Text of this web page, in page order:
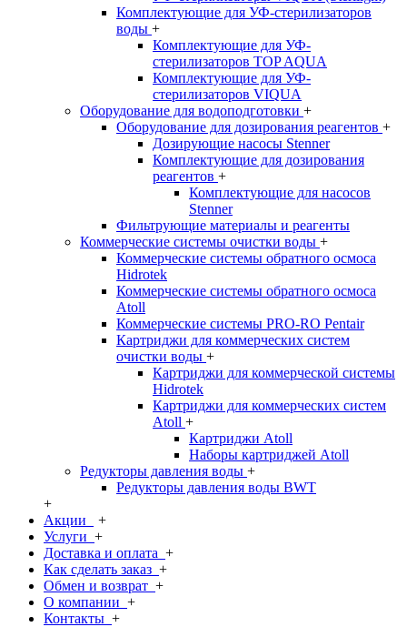
Комплектующие для УФ-стерилизаторов
воды +
Комплектующие для УФ-
стерилизаторов TOP AQUA
Комплектующие для УФ-
стерилизаторов VIQUA
Оборудование для водоподготовки +
Оборудование для дозирования реагентов +
Дозирующие насосы Stenner
Комплектующие для дозирования
реагентов +
Комплектующие для насосов
Stenner
Фильтрующие материалы и реагенты
Коммерческие системы очистки воды +
Коммерческие системы обратного осмоса
Hidrotek
Коммерческие системы обратного осмоса
Atoll
Коммерческие системы PRO-RO Pentair
Картриджи для коммерческих систем
очистки воды +
Картриджи для коммерческой системы
Hidrotek
Картриджи для коммерческих систем
Atoll +
Картриджи Atoll
Наборы картриджей Atoll
Редукторы давления воды +
Редукторы давления воды BWT
+
Акции
+
Услуги +
Доставка и оплата +
Как сделать заказ +
Обмен и возврат +
О компании +
Контакты +